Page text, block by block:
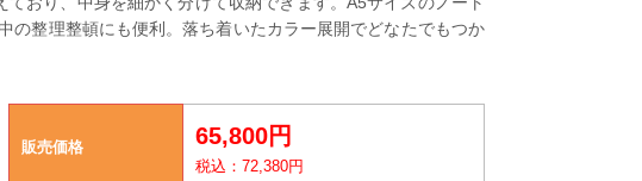
の整理整頓にも便利。落ち着いたカラー展開でどなたでもつか
販売価格 65,800円
税込：72,380円